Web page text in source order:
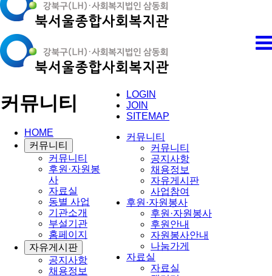
LOGIN
JOIN
SITEMAP
커뮤니티
커뮤니티
공지사항
채용정보
자유게시판
사업참여
후원·자원봉사
후원·자원봉사
후원안내
자원봉사안내
나눔가게
자료실
자료실
커뮤니티
HOME
커뮤니티
커뮤니티
후원·자원봉
사
자료실
동별 사업
기관소개
부설기관
홈페이지
자유게시판
공지사항
채용정보